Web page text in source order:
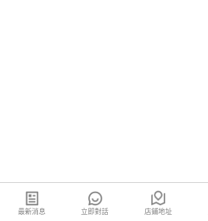
最新消息 立即對話 店鋪地址